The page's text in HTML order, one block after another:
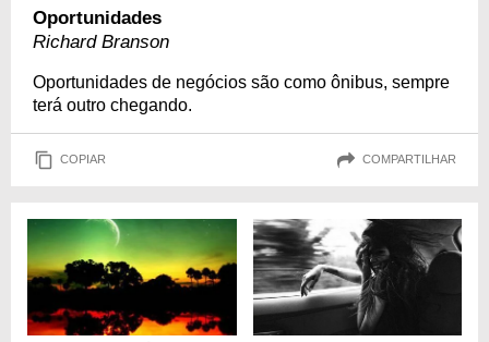
Oportunidades
Richard Branson
Oportunidades de negócios são como ônibus, sempre
terá outro chegando.
COPIAR COMPARTILHAR